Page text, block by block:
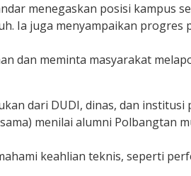
menegaskan posisi kampus
Ia juga menyampaikan progres
dan meminta masyarakat
dari DUDI, dinas, dan institusi
menilai alumni Polbangtan
keahlian teknis, seperti